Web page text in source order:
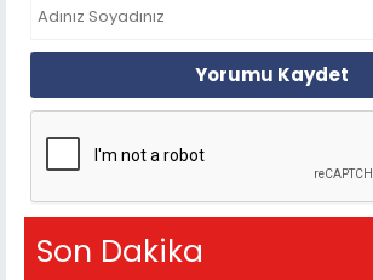
Yorumu Kaydet
Son Dakika